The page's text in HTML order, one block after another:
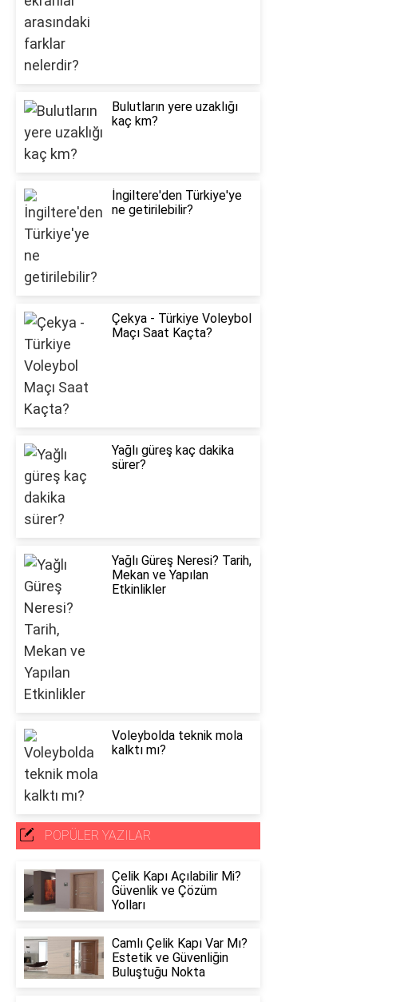
Bulutların yere uzaklığı
kaç km?
İngiltere'den Türkiye'ye
ne getirilebilir?
Çekya - Türkiye Voleybol
Maçı Saat Kaçta?
Yağlı güreş kaç dakika
sürer?
Yağlı Güreş Neresi? Tarih,
Mekan ve Yapılan
Etkinlikler
Voleybolda teknik mola
kalktı mı?
POPÜLER YAZILAR
Çelik Kapı Açılabilir Mi?
Güvenlik ve Çözüm
Yolları
Camlı Çelik Kapı Var Mı?
Estetik ve Güvenliğin
Buluştuğu Nokta